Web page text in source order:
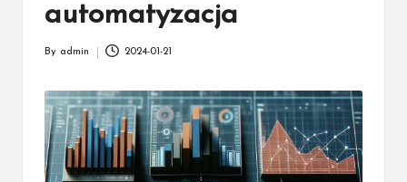
automatyzacja
By admin 2024-01-21